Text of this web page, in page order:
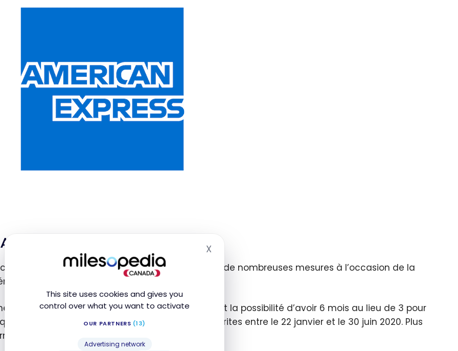
This site uses cookies and gives you
control over what you want to activate
OUR PARTNERS (13)
Advertising network
XHide cookie banner
American Express
Express a proposéaux titulaires de ses cartes de nombreuses mesures à l’occasion de la
COVID-19.
globale pour la quasi-totalité des cartes est la possibilité d’avoir 6 mois au lieu de 3 pour
la prime de bienvenue pour des cartes souscrites entre le 22 janvier et le 30 juin 2020. Plus